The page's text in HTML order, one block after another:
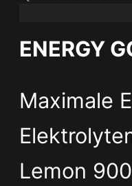
ENERGY
Maximale
Lemon